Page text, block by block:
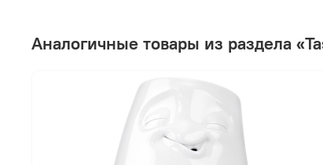
Аналогичные товары из раздела